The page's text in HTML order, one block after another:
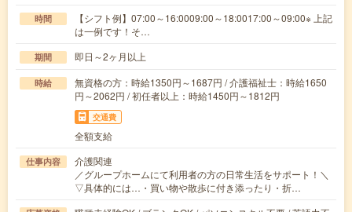
時間
【シフト例】07:00～16:0009:00～18:0017:00～09:00※ 上記
は一例です！そ…
期間 即日～2ヶ月以上
時給
無資格の方：時給1350円～1687円 / 介護福祉士：時給1650
円～2062円 / 初任者以上：時給1450円～1812円
交通費
全額支給
仕事内容
介護関連
／グループホームにて利用者の方の日常生活をサポート！＼
▽具体的には…・買い物や散歩に付き添ったり・折…